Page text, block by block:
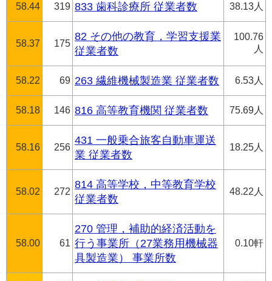
58.44 319 833 歯科診療所 従業者数 38.13人
58.37 175
82 その他の教育，学習支援業
従業者数
100.76
人
58.22 69 263 繊維機械製造業 従業者数 6.53人
58.18 146 816 高等教育機関 従業者数 75.69人
58.16 256
431 一般乗合旅客自動車運送
業 従業者数
18.25人
58.02 272
814 高等学校，中等教育学校
従業者数
48.22人
58.00 61
270 管理，補助的経済活動を
行う事業所（27業務用機械器
具製造業） 事業所数
0.10軒